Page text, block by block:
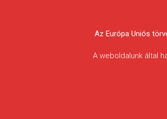
Körösvidéki
Egyesületek
Az Európa Uniós
A weboldalunk által